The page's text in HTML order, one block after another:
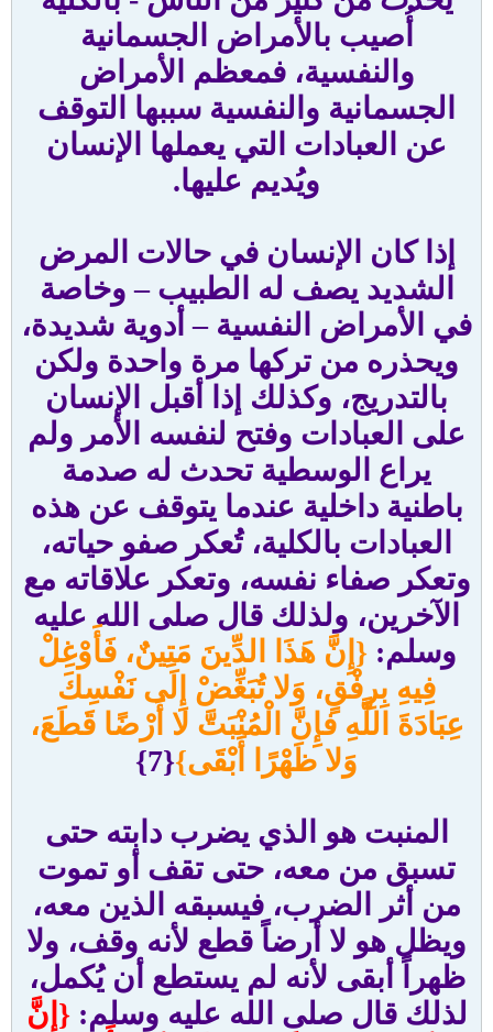
أُصيب بالأمراض الجسمانية
والنفسية، فمعظم الأمراض
الجسمانية والنفسية سببها التوقف
عن العبادات التي يعملها الإنسان
ويُديم عليها.
إذا كان الإنسان في حالات المرض
الشديد يصف له الطبيب – وخاصة
في الأمراض النفسية – أدوية شديدة،
ويحذره من تركها مرة واحدة ولكن
بالتدريج، وكذلك إذا أقبل الإنسان
على العبادات وفتح لنفسه الأمر ولم
يراع الوسطية تحدث له صدمة
باطنية داخلية عندما يتوقف عن هذه
العبادات بالكلية، تُعكر صفو حياته،
وتعكر صفاء نفسه، وتعكر علاقاته مع
الآخرين، ولذلك قال صلى الله عليه
وسلم:{إِنَّ هَذَا الدِّينَ مَتِينٌ، فَأَوْغِلْ
فِيهِ بِرِفْقٍ، وَلا تُبَغِّضْ إِلَى نَفْسِكَ
عِبَادَةَ اللَّهِ فإِنَّ الْمُنْبَتَّ لا أَرْضًا قَطَعَ،
وَلا ظَهْرًا أَبْقَى}{7}
المنبت هو الذي يضرب دابته حتى
تسبق من معه، حتى تقف أو تموت
من أثر الضرب، فيسبقه الذين معه،
ويظل هو لا أرضاً قطع لأنه وقف، ولا
ظهراً أبقى لأنه لم يستطع أن يُكمل،
لذلك قال صلى الله عليه وسلم:{إِنَّ